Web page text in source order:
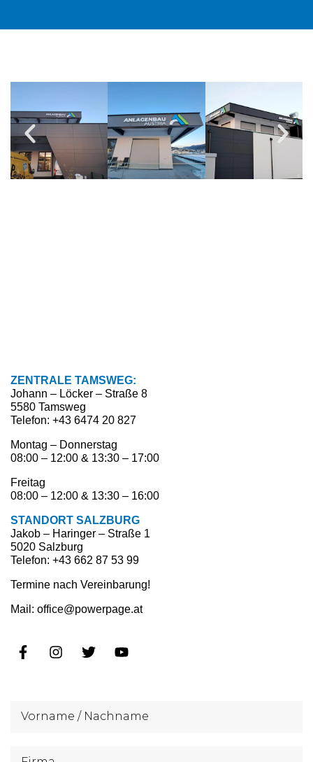
ZENTRALE TAMSWEG:
Johann – Löcker – Straße 8
5580 Tamsweg
Telefon: +43 6474 20 827
Montag – Donnerstag
08:00 – 12:00 & 13:30 – 17:00
Freitag
08:00 – 12:00 & 13:30 – 16:00
STANDORT SALZBURG
Jakob – Haringer – Straße 1
5020 Salzburg
Telefon: +43 662 87 53 99
Termine nach Vereinbarung!
Mail: office@powerpage.at